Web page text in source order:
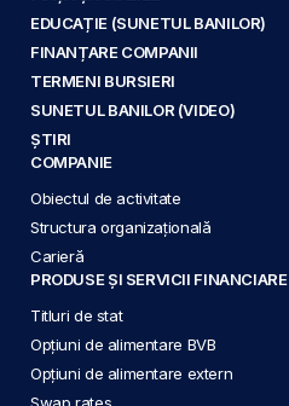
EDUCAȚIE (SUNETUL BANILOR)
FINANȚARE COMPANII
TERMENI BURSIERI
SUNETUL BANILOR (VIDEO)
ȘTIRI
COMPANIE
Obiectul de activitate
Structura organizațională
Carieră
PRODUSE ȘI SERVICII FINANCIARE
Titluri de stat
Opțiuni de alimentare BVB
Opțiuni de alimentare extern
Swap rates